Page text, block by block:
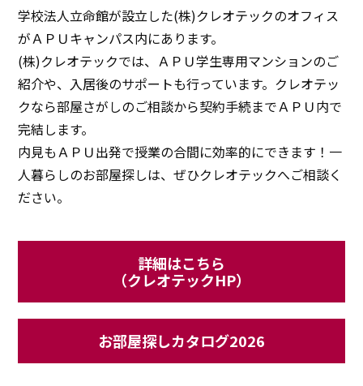
学校法人立命館が設立した(株)クレオテックのオフィス
がＡＰＵキャンパス内にあります。
(株)クレオテックでは、ＡＰＵ学生専用マンションのご
紹介や、入居後のサポートも行っています。クレオテッ
クなら部屋さがしのご相談から契約手続までＡＰＵ内で
完結します。
内見もＡＰＵ出発で授業の合間に効率的にできます！一
人暮らしのお部屋探しは、ぜひクレオテックへご相談く
ださい。
詳細はこちら
（クレオテックHP）
お部屋探しカタログ2026